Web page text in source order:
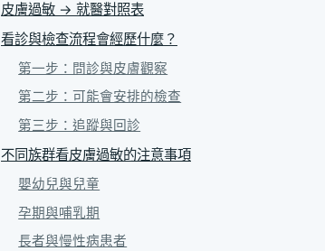
皮膚過敏 → 就醫對照表
看診與檢查流程會經歷什麼？
第一步：問診與皮膚觀察
第二步：可能會安排的檢查
第三步：追蹤與回診
不同族群看皮膚過敏的注意事項
嬰幼兒與兒童
孕期與哺乳期
長者與慢性病患者